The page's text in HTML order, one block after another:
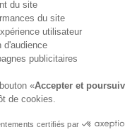
du site
du site
utilisateur
d'audience
publicitaires
«Accepter et
de cookies.
certifiés par
Axeptio consent